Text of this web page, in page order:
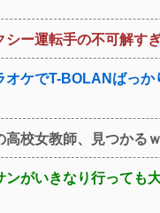
シー運転手の不可解す
オケでT-BOLANばっか
高校女教師、見つかるｗ
ンがいきなり行っても